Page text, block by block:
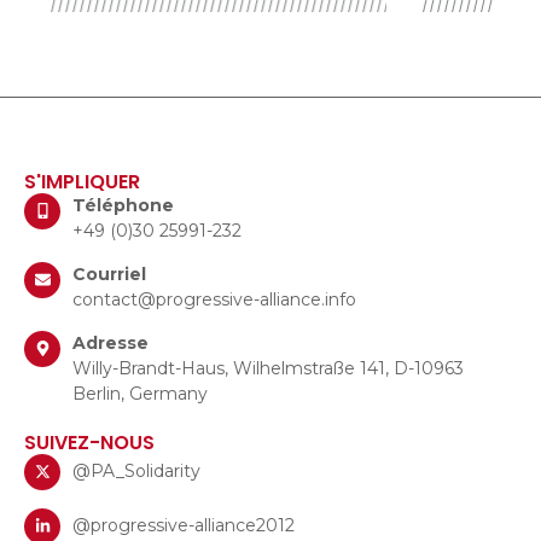
S'IMPLIQUER
Téléphone
+49 (0)30 25991-232
Courriel
contact@progressive-alliance.info
Adresse
Willy-Brandt-Haus, Wilhelmstraße 141, D-10963
Berlin, Germany
SUIVEZ-NOUS
@PA_Solidarity
@progressive-alliance2012